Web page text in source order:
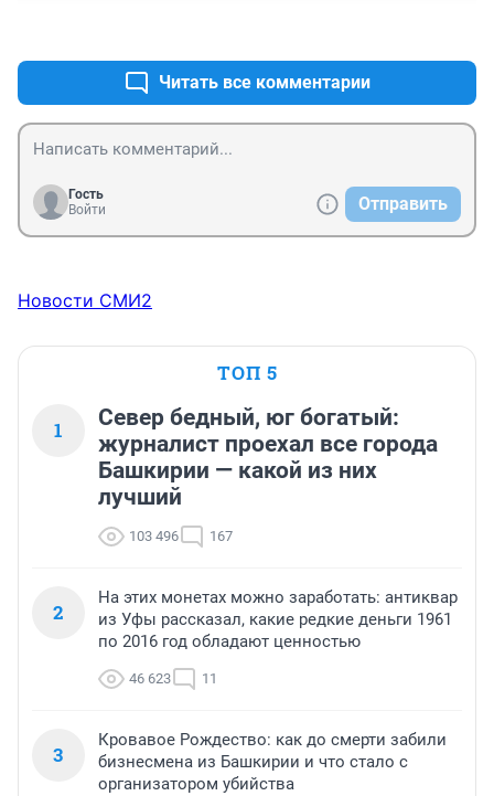
миллионов долларов, сообщает «Коммерсантъ» со
ссылкой на данные Главного таможенного
управления (ГТУ) КНР. Об этом сообщает "Рамблер".
Читать все комментарии
Гость
Войти
Отправить
Новости СМИ2
ТОП 5
1
Север бедный, юг богатый:
журналист проехал все города
Башкирии — какой из них
лучший
103 496 167
2
На этих монетах можно заработать: антиквар
из Уфы рассказал, какие редкие деньги 1961
по 2016 год обладают ценностью
46 623 11
3
Кровавое Рождество: как до смерти забили
бизнесмена из Башкирии и что стало с
организатором убийства